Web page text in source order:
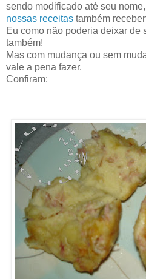
sendo modificado até seu
nossas receitas também
Eu como não poderia deixar de
também!
Mas com mudança ou sem
vale a pena fazer.
Confiram: